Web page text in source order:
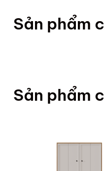
Sản phẩm
Sản phẩm